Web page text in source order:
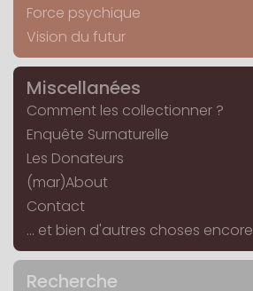
Force psychique
Vision du futur
Miscellanées
Comment les collectionner ?
Enquête Surnaturelle
Les Donateurs
(mar)About
Contact
... et bien d'autres choses encore
Recherche